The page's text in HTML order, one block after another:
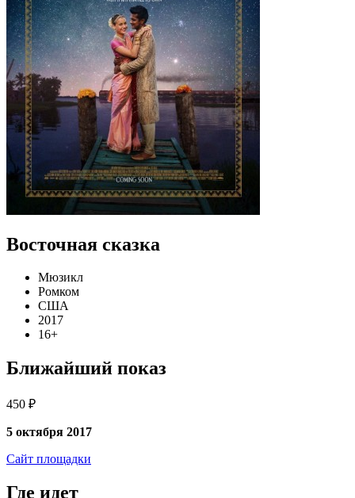
Восточная сказка
Мюзикл
Ромком
США
2017
16+
Ближайший показ
450 ₽
5 октября 2017
Сайт площадки
Где идет